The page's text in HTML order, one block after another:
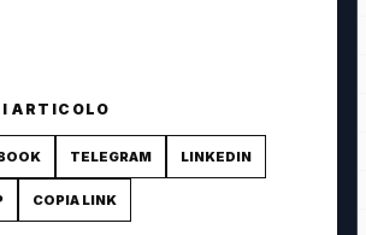
ARTICOLO
TELEGRAM LINKEDIN
COPIA LINK